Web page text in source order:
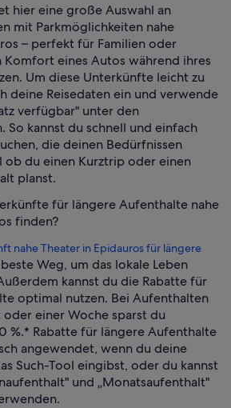
hier eine große Auswahl an
mit Parkmöglichkeiten nahe
– perfekt für Familien oder
Komfort eines Autos während ihres
Um diese Unterkünfte leicht zu
deine Reisedaten ein und verwende
verfügbar" unter den
So kannst du schnell und einfach
die deinen Bedürfnissen
ob du einen Kurztrip oder einen
planst.
für längere Aufenthalte nahe
finden?
nahe Theater in Epidauros für längere
Weg, um das lokale Leben
kannst du die Rabatte für
optimal nutzen. Bei Aufenthalten
einer Woche sparst du
%.* Rabatte für längere Aufenthalte
angewendet, wenn du deine
Such-Tool eingibst, oder du kannst
und „Monatsaufenthalt"